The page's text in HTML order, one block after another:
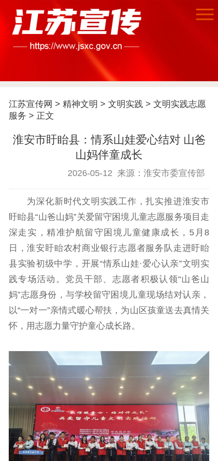
首页
公示公告
信息公开制度
信息公开指南
告
政策法规
工作动态
理论武装
理论学习 宣传宣讲 研究阐释
哲学社科
新闻宣传
主题宣传 对外宣传
新闻发布
记者之家
品牌栏目
文化文艺
精品生产 文化惠民
文化传承
文化交流
体制改革
文化产业
江苏宣传网 > 精神文明 > 文明实践 > 文明实践志愿
服务 > 正文
淮安市盱眙县：情系山娃爱心结对 山爸
山妈伴童成长
2026-05-12 来源：淮安市委宣传部
为深化新时代文明实践工作，扎实推进淮安市
盱眙县“山爸山妈”关爱留守困境儿童志愿服务项目走
深走实，精准护航留守困境儿童健康成长，5月8
日，淮安盱眙农村商业银行志愿者服务队走进盱眙
县实验初级中学，开展“情系山娃·爱心认亲”文明实
践专场活动。党员干部、志愿者积极认领“山爸山
妈”志愿身份，与学校留守困境儿童现场结对认亲，
以“一对一”亲情式暖心帮扶，为山区孩童送去真情关
怀，用志愿力量守护童心成长路。